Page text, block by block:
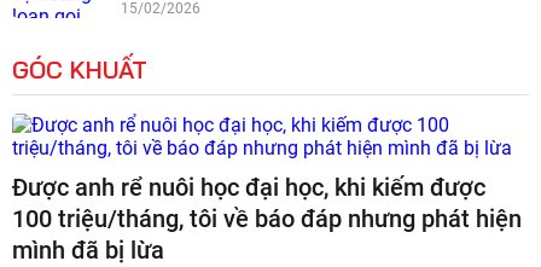
15/02/2026
GÓC KHUẤT
Được anh rể nuôi học đại học, khi kiếm được
100 triệu/tháng, tôi về báo đáp nhưng phát hiện
mình đã bị lừa